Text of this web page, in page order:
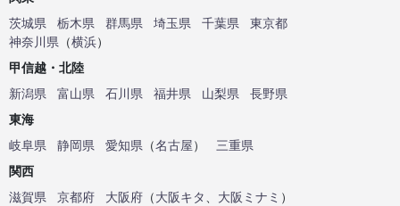
茨城県
栃木県 群馬県 埼玉県 千葉県
東京都
神奈川県 （横浜）
甲信越・北陸
新潟県
富山県 石川県 福井県 山梨県
長野県
東海
岐阜県
静岡県 愛知県 （名古屋）
三重県
関西
滋賀県
京都府 大阪府 （大阪キタ、 大阪ミナミ ）